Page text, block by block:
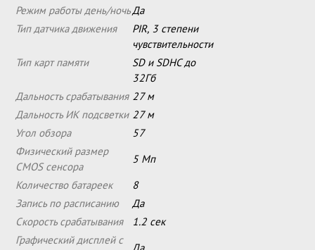
Режим работы день/ночьДа
Тип датчика движения
PIR, 3 степени
чувствительности
Тип карт памяти
SD и SDHC до
32Гб
Дальность срабатывания 27 м
Дальность ИК подсветки 27 м
Угол обзора
57
Физический размер
CMOS сенсора
5 Мп
Количество батареек
8
Запись по расписанию
Да
Скорость срабатывания
1.2 сек
Графический дисплей с